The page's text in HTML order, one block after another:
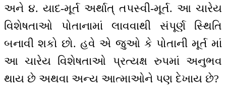
અને ૪. યાદ-મૂર્ત અર્થાત્ તપસ્વી-મૂર્ત. આ ચારેય
વિશેષતાઓ પોતાનામાં લાવવાથી સંપૂર્ણ સ્થિતિ
બનાવી શકો છો. હવે એ જુઓ કે પોતાની મૂર્ત માં
આ ચારેય વિશેષતાઓ પ્રત્યક્ષ રુપમાં અનુભવ
થાય છે અથવા અન્ય આત્માઓને પણ દેખાય છે?